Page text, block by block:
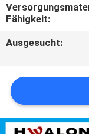
ANGEBOT
ANFORDERN
Fähigkeit:
Ausgesucht: